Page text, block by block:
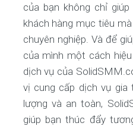
của bạn không chỉ
khách hàng mục tiêu
chuyên nghiệp. Và để
của mình một cách
dịch vụ của
vị cung cấp dịch vụ gia
lượng và an toàn,
giúp bạn thúc đẩy